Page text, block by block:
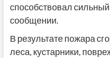
способствовал
сообщении.
В результате пожара
леса, кустарники,